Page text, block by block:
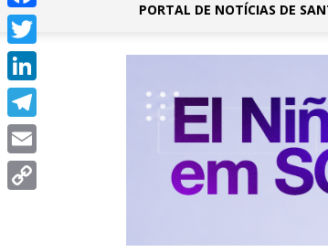
PORTAL DE NOTÍCIAS DE
Facebook
Twitter
LinkedIn
Telegram
Email